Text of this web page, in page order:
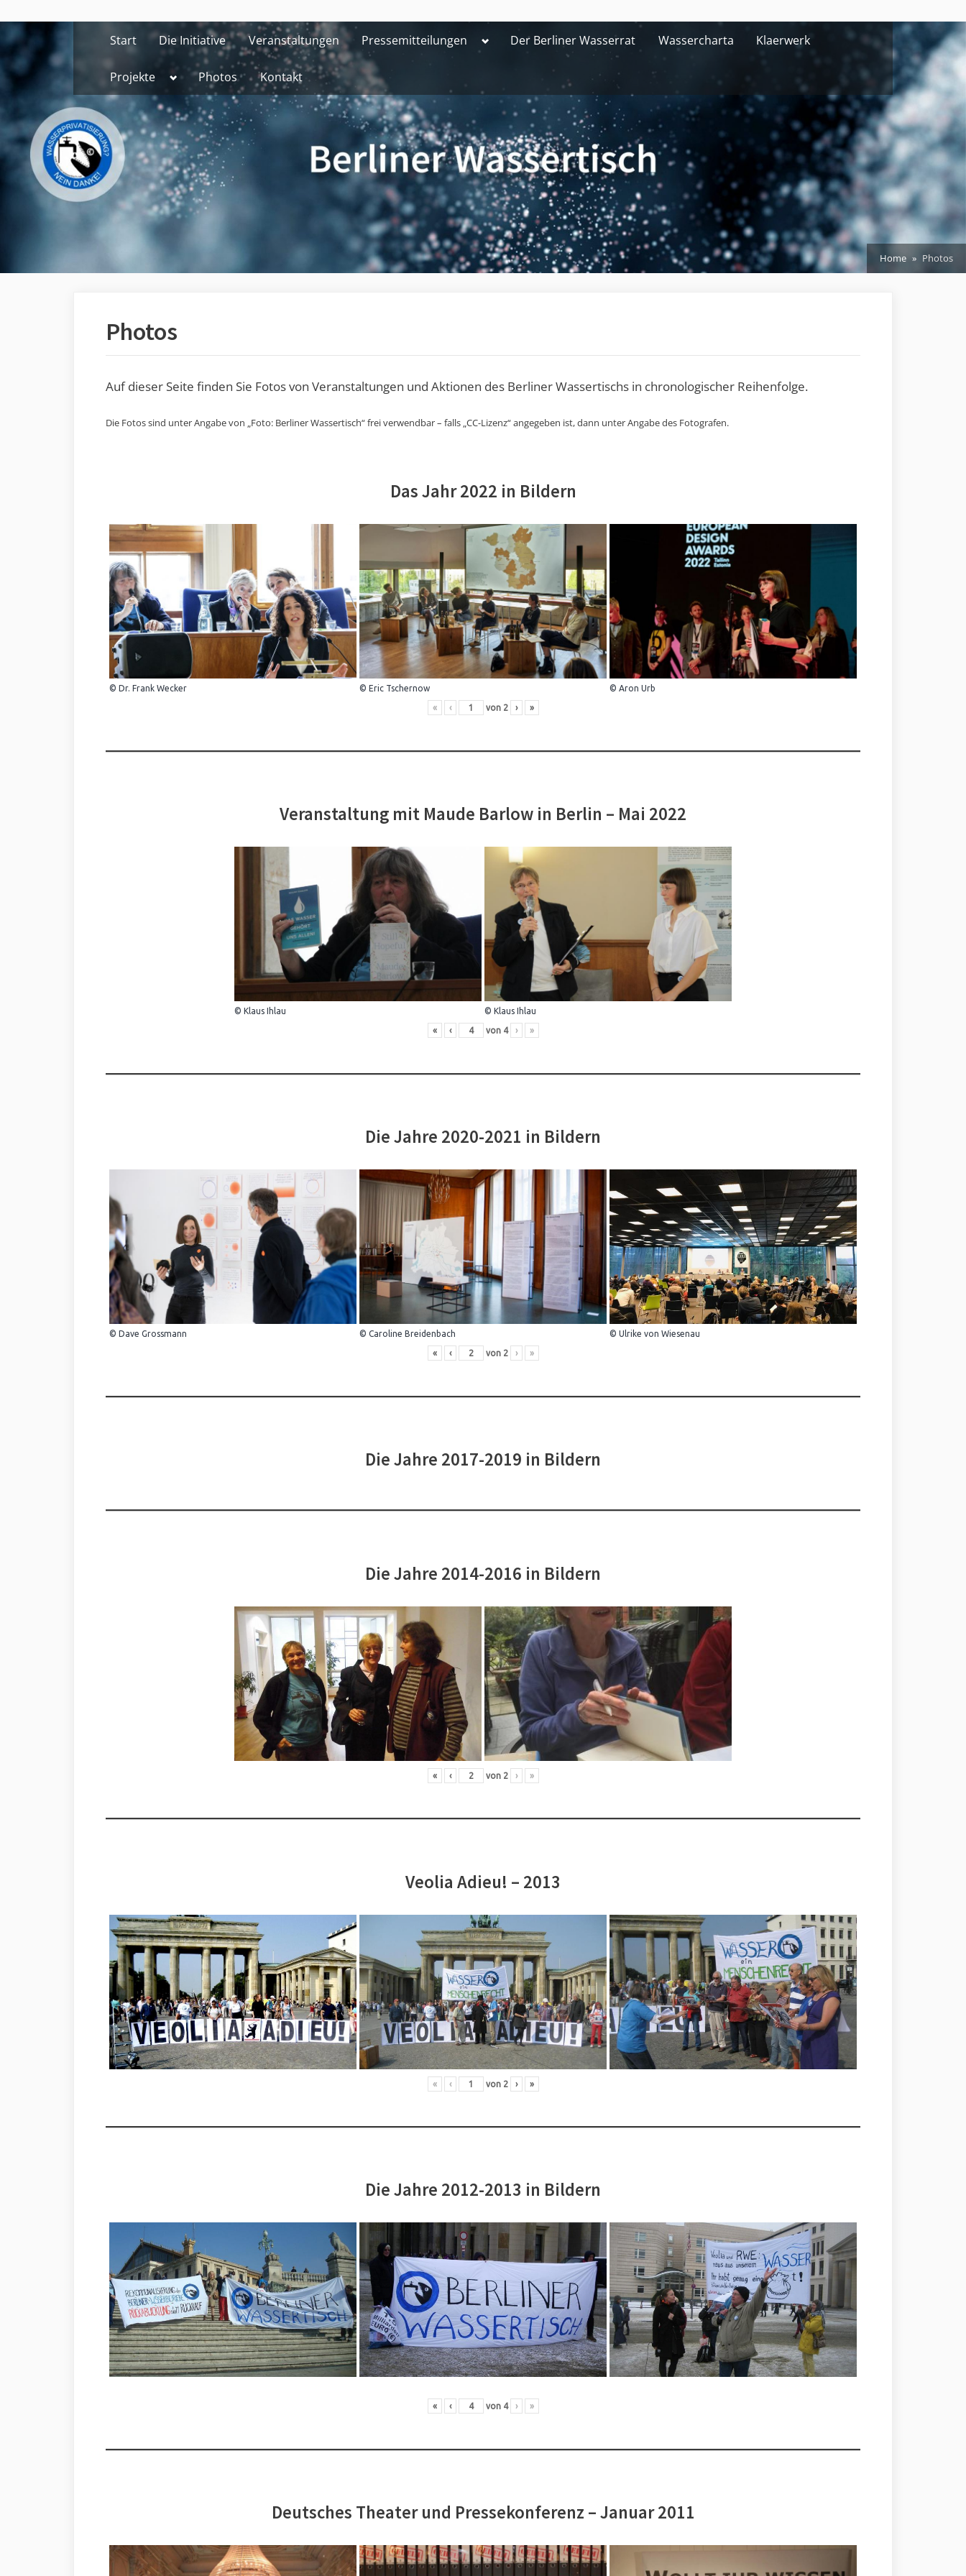
to
content
Start Die Initiative Veranstaltungen Pressemitteilungen ToggleDer Berliner Wasserrat Wassercharta Klaerwerk
Projekte Toggle
menu
Photos Kontakt
Home Photos
Photos
Auf dieser Seite finden Sie Fotos von Veranstaltungen und Aktionen des Berliner Wassertischs in chronologischer Reihenfolge.
Die Fotos sind unter Angabe von „Foto: Berliner Wassertisch“ frei verwendbar – falls „CC-Lizenz“ angegeben ist, dann unter Angabe des Fotografen.
Das Jahr 2022 in Bildern
© Dr. Frank Wecker © Eric Tschernow © Aron Urb
« ‹ von 2 › »
Veranstaltung mit Maude Barlow in Berlin – Mai 2022
© Klaus Ihlau © Klaus Ihlau
« ‹ von 4 › »
Die Jahre 2020-2021 in Bildern
© Dave Grossmann © Caroline Breidenbach © Ulrike von Wiesenau
« ‹ von 2 › »
Die Jahre 2017-2019 in Bildern
Die Jahre 2014-2016 in Bildern
« ‹ von 2 › »
Veolia Adieu! – 2013
« ‹ von 2 › »
Die Jahre 2012-2013 in Bildern
« ‹ von 4 › »
Deutsches Theater und Pressekonferenz – Januar 2011